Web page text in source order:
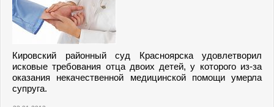
Кировский районный суд Красноярска удовлетворил
исковые требования отца двоих детей, у которого из-за
оказания некачественной медицинской помощи умерла
супруга.